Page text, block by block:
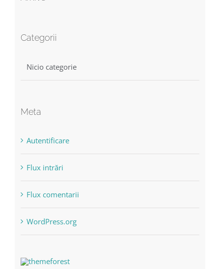
Categorii
Nicio categorie
Meta
Autentificare
Flux intrări
Flux comentarii
WordPress.org